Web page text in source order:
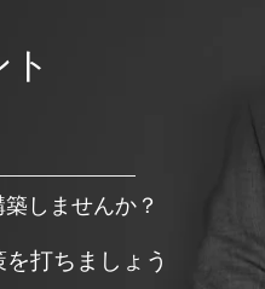
ト
しませんか？
打ちましょう